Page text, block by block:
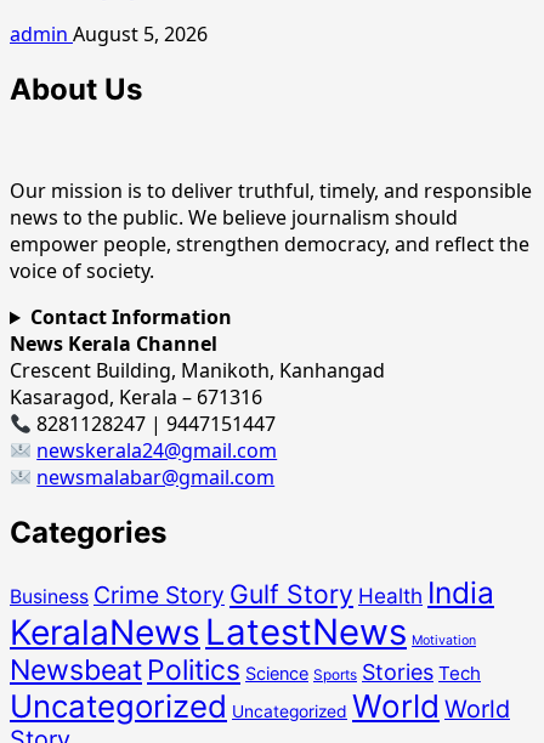
admin August 5, 2026
About Us
Our mission is to deliver truthful, timely, and responsible
news to the public. We believe journalism should
empower people, strengthen democracy, and reflect the
voice of society.
Contact Information
News Kerala Channel
Crescent Building, Manikoth, Kanhangad
Kasaragod, Kerala – 671316
8281128247 | 9447151447
newskerala24@gmail.com
newsmalabar@gmail.com
Categories
Business Crime Story Gulf Story Health India
KeralaNews LatestNews Motivation
Newsbeat Politics Science Sports Stories Tech
Uncategorized Uncategorized World World